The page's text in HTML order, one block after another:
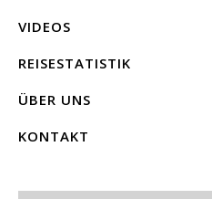
VIDEOS
REISESTATISTIK
ÜBER UNS
KONTAKT